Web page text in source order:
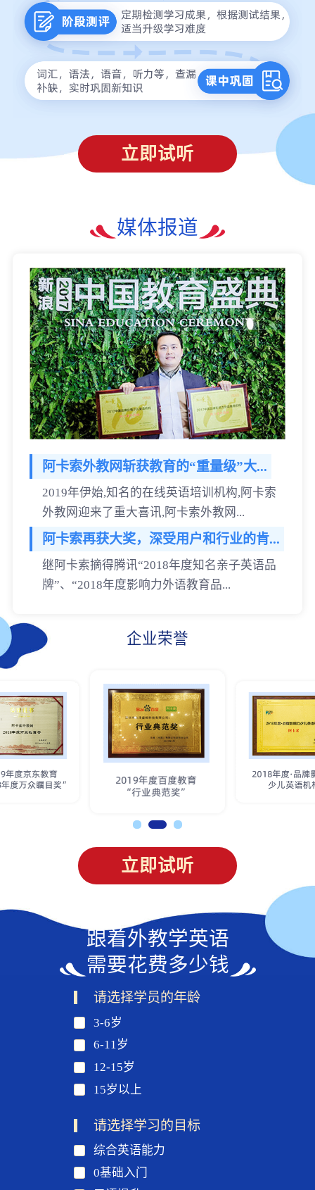
立即试听
媒体报道
阿卡索外教网斩获教育的“重量级”大...
2019年伊始,知名的在线英语培训机构,阿卡索
外教网迎来了重大喜讯,阿卡索外教网...
阿卡索再获大奖，深受用户和行业的肯...
继阿卡索摘得腾讯“2018年度知名亲子英语品
牌”、“2018年度影响力外语教育品...
企业荣誉
立即试听
跟着外教学英语
需要花费多少钱
请选择学员的年龄
3-6岁
6-11岁
12-15岁
15岁以上
请选择学习的目标
综合英语能力
0基础入门